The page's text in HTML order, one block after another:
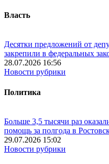
Власть
Десятки предложений от
закрепили в федеральных
28.07.2026 16:56
Новости рубрики
Политика
Больше 3,5 тысячи раз
помощь за полгода в
29.07.2026 15:02
Новости рубрики